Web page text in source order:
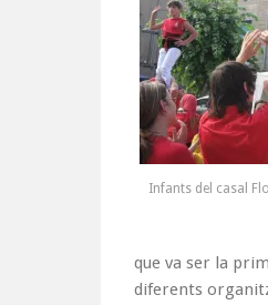
Infants del casal
que va ser la
diferents